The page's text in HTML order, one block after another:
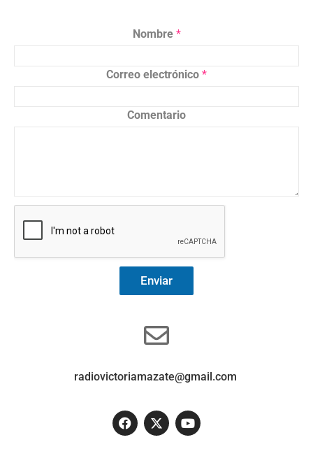
Nombre *
Correo electrónico *
Comentario
Enviar
radiovictoriamazate@gmail.com